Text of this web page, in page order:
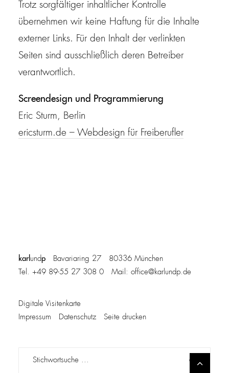
Trotz sorgfältiger inhaltlicher Kontrolle
übernehmen wir keine Haftung für die Inhalte
externer Links. Für den Inhalt der verlinkten
Seiten sind ausschließlich deren Betreiber
verantwortlich.
Screendesign und Programmierung
Eric Sturm, Berlin
ericsturm.de – Webdesign für Freiberufler
karl undp Bavariaring 27 80336 München
Tel. +49 89-55 27 308 0 Mail: office@karlundp.de
Digitale Visitenkarte
Impressum
Datenschutz Seite drucken